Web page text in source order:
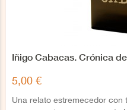
Iñigo Cabacas. Crónica
5,00 €
Una relato estremecedor con